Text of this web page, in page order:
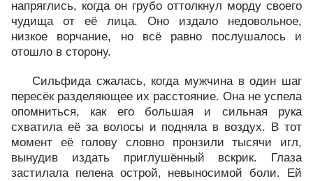
напряглись, когда он грубо оттолкнул морду своего
чудища от её лица. Оно издало недовольное,
низкое ворчание, но всё равно послушалось и
отошло в сторону.
Сильфида сжалась, когда мужчина в один шаг
пересёк разделяющее их расстояние. Она не успела
опомниться, как его большая и сильная рука
схватила её за волосы и подняла в воздух. В тот
момент её голову словно пронзили тысячи игл,
вынудив издать приглушённый вскрик. Глаза
застилала пелена острой, невыносимой боли. Ей